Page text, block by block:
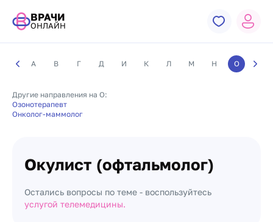
ВРАЧИ
ОНЛАЙН
А В Г Д И К Л М Н О П
Другие направления на О:
Озонотерапевт
Онколог-маммолог
Окулист (офтальмолог)
Остались вопросы по теме - воспользуйтесь
услугой телемедицины.